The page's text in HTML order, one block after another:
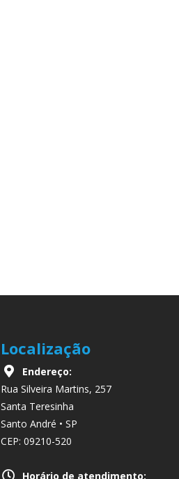
Localização
Endereço:
Rua Silveira Martins, 257
Santa Teresinha
Santo André • SP
CEP: 09210-520
Horário de atendimento: